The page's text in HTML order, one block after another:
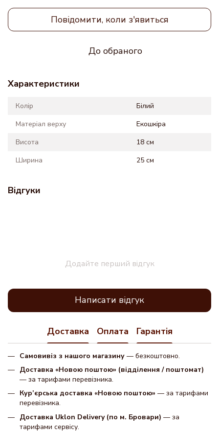
Повідомити, коли з'явиться
До обраного
Характеристики
Колір
Білий
Матеріал верху
Екошкіра
Висота
18 см
Ширина
25 см
Відгуки
Додайте перший відгук
Написати відгук
Доставка Оплата Гарантія
Самовивіз з нашого магазину — безкоштовно.
Доставка «Новою поштою» (відділення / поштомат)
— за тарифами перевізника.
Кур’єрська доставка «Новою поштою» — за тарифами
перевізника.
Доставка Uklon Delivery (по м. Бровари) — за
тарифами сервісу.